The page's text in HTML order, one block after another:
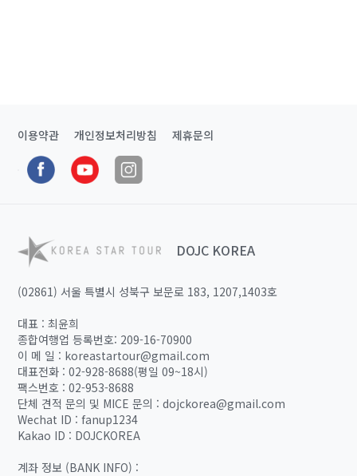
이용약관 개인정보처리방침 제휴문의
DOJC KOREA
(02861) 서울 특별시 성북구 보문로 183, 1207,1403호
대표 : 최윤희
종합여행업 등록번호: 209-16-70900
이 메 일 : koreastartour@gmail.com
대표전화 : 02-928-8688(평일 09~18시)
팩스번호 : 02-953-8688
단체 견적 문의 및 MICE 문의 : dojckorea@gmail.com
Wechat ID : fanup1234
Kakao ID : DOJCKOREA
계좌 정보 (BANK INFO) :